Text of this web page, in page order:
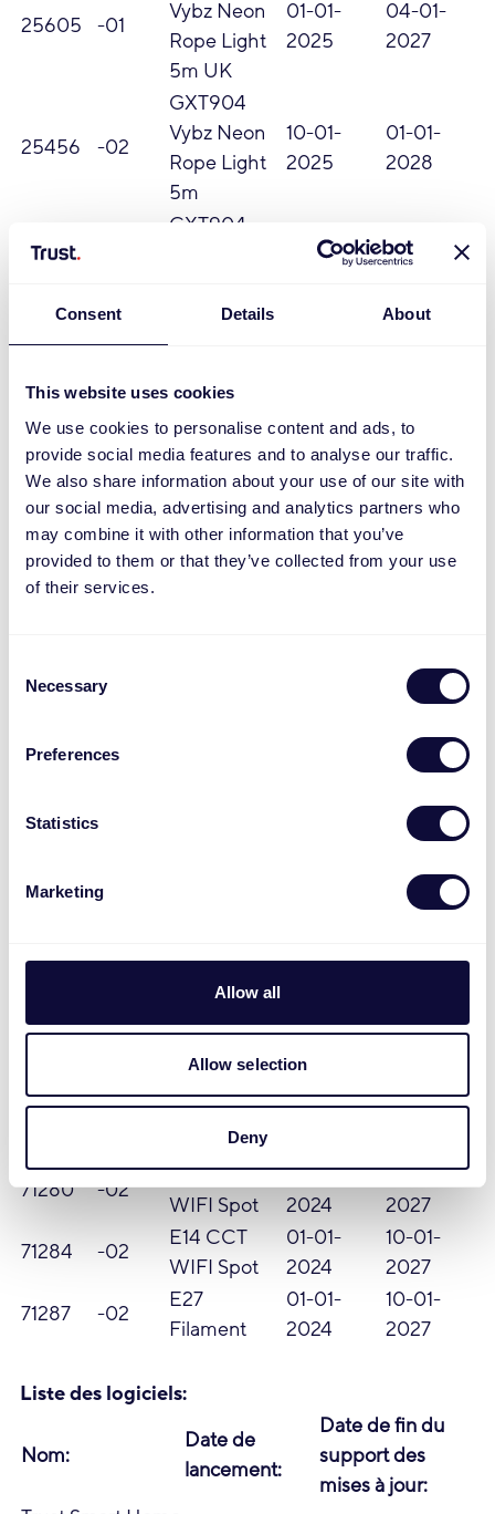
Consent Details About
This website uses cookies
We use cookies to personalise content and ads, to
provide social media features and to analyse our traffic.
We also share information about your use of our site with
our social media, advertising and analytics partners who
may combine it with other information that you’ve
provided to them or that they’ve collected from your use
of their services.
Selection
Necessary
Preferences
Statistics
Marketing
Allow all
Allow selection
Deny
25605 -01
Vybz Neon
Rope Light
5m UK
01-01-
2025
04-01-
2027
25456 -02
GXT904
Vybz Neon
Rope Light
5m
10-01-
2025
01-01-
2028
GXT904
01-01-
04-01-
25604 -01
UK
25422 -01
Vybz Hexg
Panels 3
pack
01-01-
2025
04-01-
2027
04-01-
04-01-
2027
04-01-
04-01-
B22 CCT
WIFI Bulb
10-01-
04-01-
GU10
01-01-
2024
10-01-
GU10 CCT
WIFI Spot
01-01-
10-01-
71280 -02
E14 RGBW
WIFI Spot
01-01-
2024
10-01-
2027
71284 -02
E14 CCT
WIFI Spot
01-01-
2024
10-01-
2027
71287 -02
E27
Filament
01-01-
2024
10-01-
2027
Liste des logiciels:
Nom:
Date de
lancement:
Date de fin du
support des
mises à jour: